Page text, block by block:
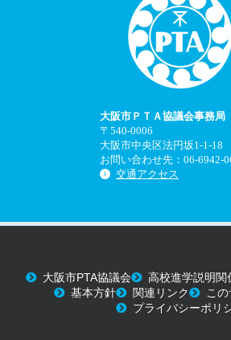
大阪市ＰＴＡ協議会事務局
〒540-0006
大阪市中央区法円坂1-1-18
お問い合わせ先：06-6942-
交通アクセス
大阪市PTA協議会
高校進学説明関
基本方針
関連リンク
こ
プライバシーポリ